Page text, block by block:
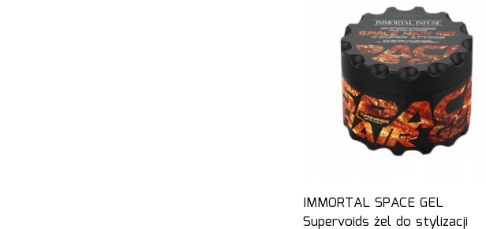
IMMORTAL SPACE GEL
Supervoids żel do stylizacji